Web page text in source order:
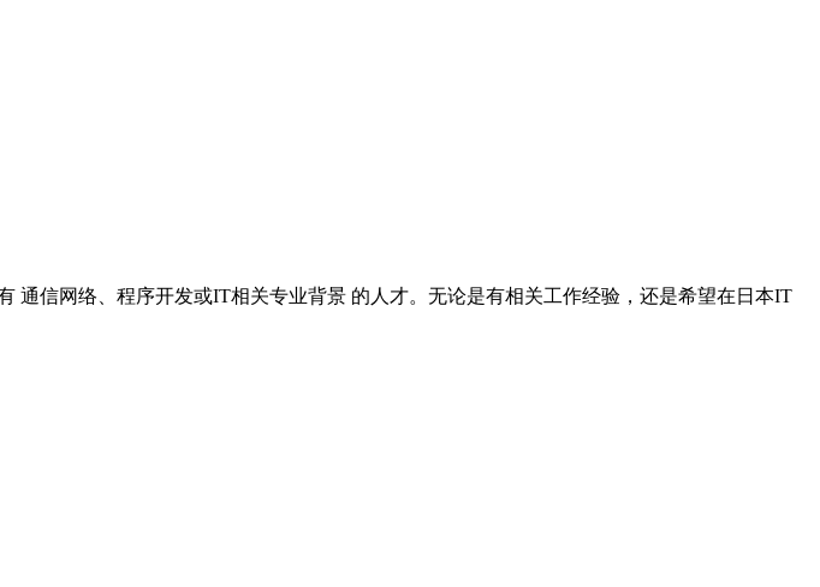
通信网络、程序开发或IT相关专业背景 的人才。无论是有相关工作经验，还是希望在日本IT